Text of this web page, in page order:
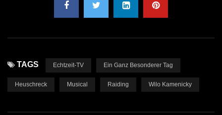
TAGS Echtzeit-TV Ein Ganz Besonderer Tag
Heuschreck Musical Raiding Wilo Kamenicky